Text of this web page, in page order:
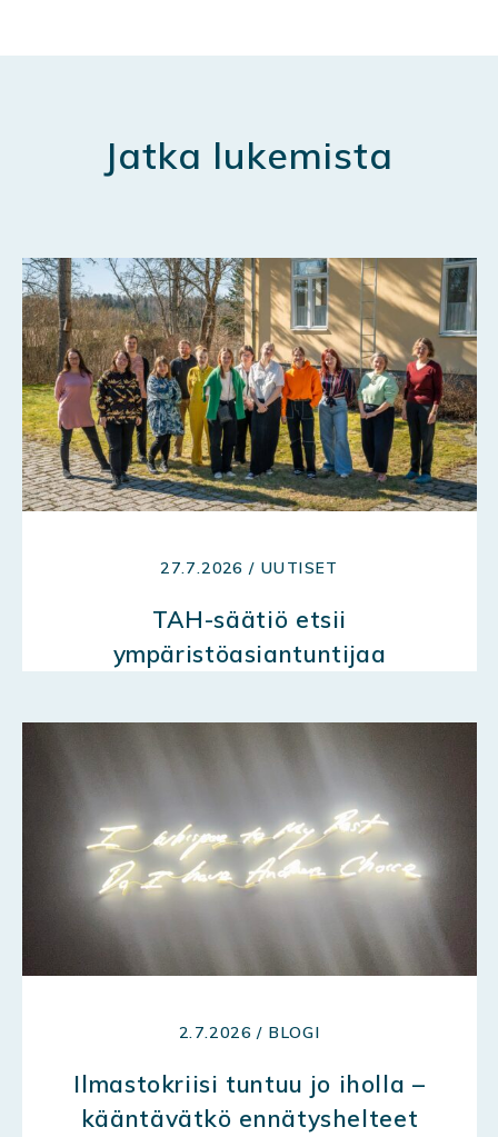
Jatka lukemista
27.7.2026 / UUTISET
TAH-säätiö etsii
ympäristöasiantuntijaa
2.7.2026 / BLOGI
Ilmastokriisi tuntuu jo iholla –
kääntävätkö ennätyshelteet